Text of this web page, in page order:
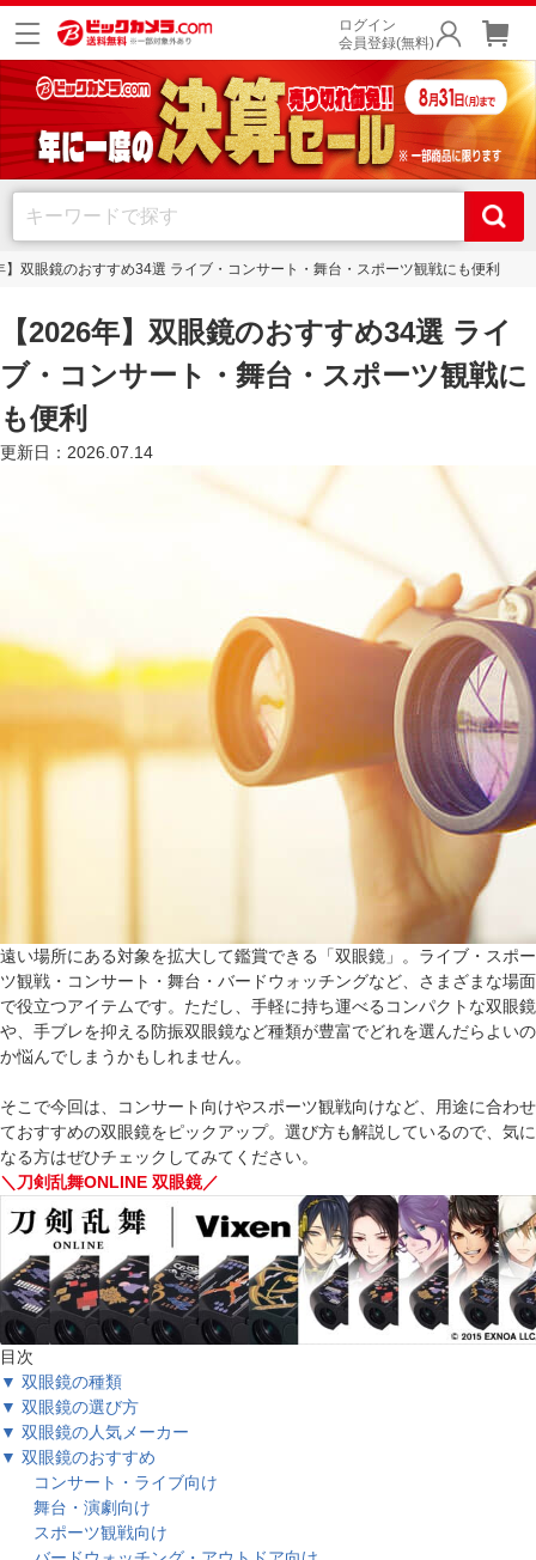
ログイン
会員登録(無料)
】双眼鏡のおすすめ34選 ライブ・コンサート・舞台・スポーツ観戦にも便利
【2026年】双眼鏡のおすすめ34選 ライ
ブ・コンサート・舞台・スポーツ観戦に
も便利
更新日：2026.07.14
遠い場所にある対象を拡大して鑑賞できる「双眼鏡」。ライブ・スポー
ツ観戦・コンサート・舞台・バードウォッチングなど、さまざまな場面
で役立つアイテムです。ただし、手軽に持ち運べるコンパクトな双眼鏡
や、手ブレを抑える防振双眼鏡など種類が豊富でどれを選んだらよいの
か悩んでしまうかもしれません。
そこで今回は、コンサート向けやスポーツ観戦向けなど、用途に合わせ
ておすすめの双眼鏡をピックアップ。選び方も解説しているので、気に
なる方はぜひチェックしてみてください。
＼刀剣乱舞ONLINE 双眼鏡／
目次
▼ 双眼鏡の種類
▼ 双眼鏡の選び方
▼ 双眼鏡の人気メーカー
▼ 双眼鏡のおすすめ
コンサート・ライブ向け
舞台・演劇向け
スポーツ観戦向け